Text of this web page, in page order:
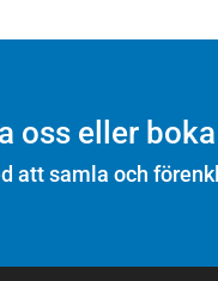
oss eller
att samla och